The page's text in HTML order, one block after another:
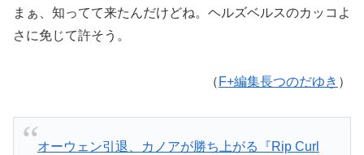
まぁ、知ってて来たんだけどね。ヘルズベルスのカッコよ
さに免じて許そう。
（ F+編集長つのだゆき ）
オーウェン引退、カノアが勝ち上がる『Rip Curl